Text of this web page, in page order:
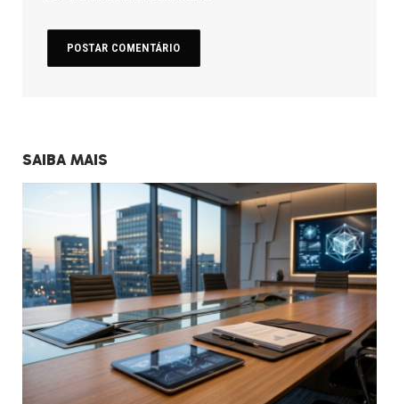
SAIBA MAIS